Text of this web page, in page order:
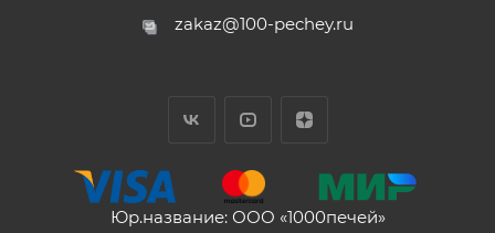
zakaz@100-pechey.ru
Юр.название: ООО «1000печей»